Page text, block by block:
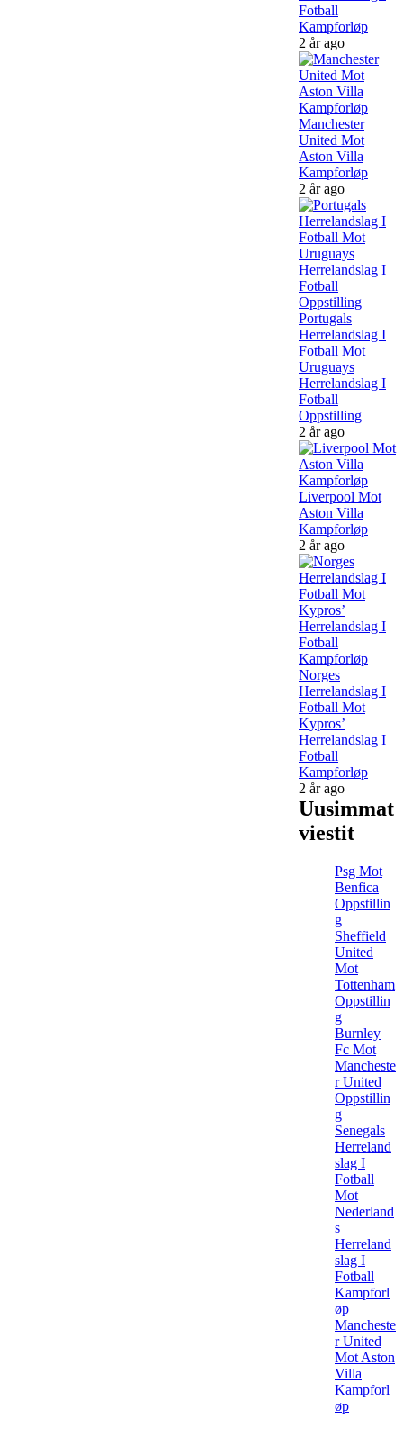
Fotball
Kampforløp
2 år ago
Manchester
United Mot
Aston Villa
Kampforløp
2 år ago
Portugals
Herrelandslag I
Fotball Mot
Uruguays
Herrelandslag I
Fotball
Oppstilling
2 år ago
Liverpool Mot
Aston Villa
Kampforløp
2 år ago
Norges
Herrelandslag I
Fotball Mot
Kypros’
Herrelandslag I
Fotball
Kampforløp
2 år ago
Uusimmat
viestit
Psg Mot
Benfica
Oppstillin
g
Sheffield
United
Mot
Tottenham
Oppstillin
g
Burnley
Fc Mot
Mancheste
r United
Oppstillin
g
Senegals
Herreland
slag I
Fotball
Mot
Nederland
s
Herreland
slag I
Fotball
Kampforl
øp
Mancheste
r United
Mot Aston
Villa
Kampforl
øp